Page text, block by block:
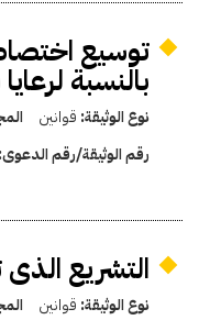
توسيع
بالنسبة
نوع الوثيقة: قوانين
رقم الوثيقة/رقم الدعوى:
التشريع
نوع الوثيقة: قوانين